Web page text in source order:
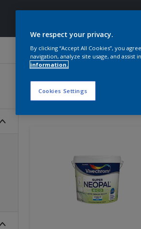
Βρείτε τα
Προϊόντα βρέθηκαν
We respect your privacy.
By clicking “Accept All Cookies”, you
navigation, analyze site usage, and assist
information.
Cookies Settings